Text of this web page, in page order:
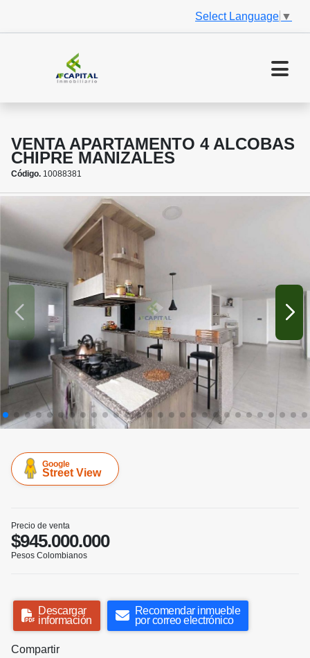
Select Language ▼
VENTA APARTAMENTO 4 ALCOBAS
CHIPRE MANIZALES
Código. 10088381
Google
Street View
Precio de venta
$945.000.000
Pesos Colombianos
Descargar
información
Recomendar inmueble
por correo electrónico
Compartir